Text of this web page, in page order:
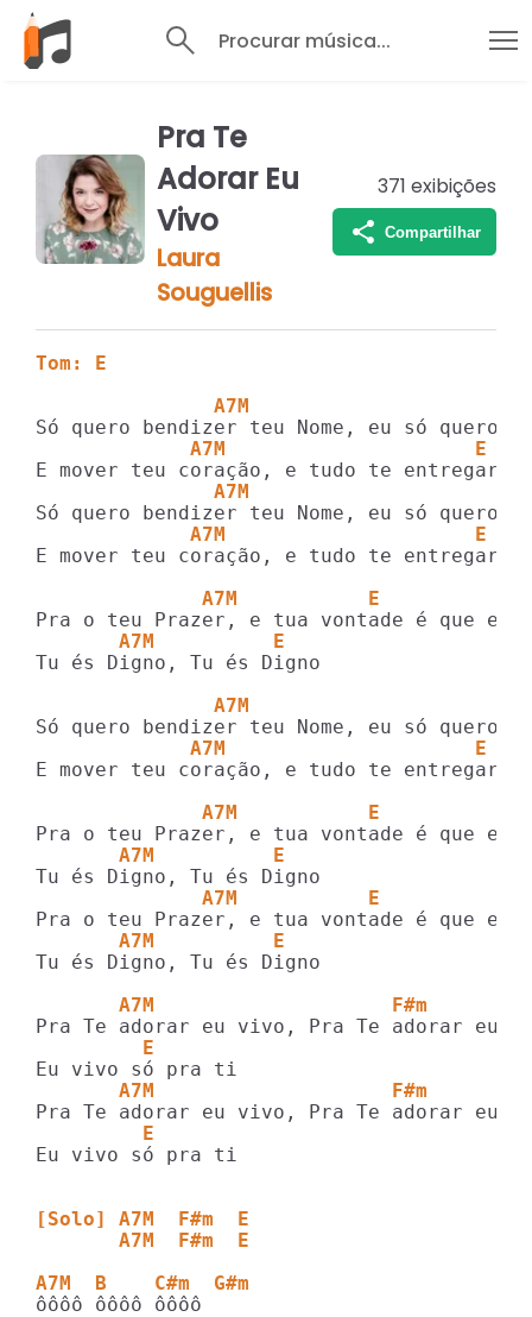
Procurar música...
Pra Te
Adorar Eu
Vivo
Laura
Souguellis
371 exibições
Compartilhar
Tom: E
A7M
             A7M                     E
A7M
             A7M                     E
E mover teu coração, e tudo te entregar
A7M           E
       A7M          E
Tu és Digno, Tu és Digno
A7M
             A7M                     E
E mover teu coração, e tudo te entregar
A7M           E
       A7M          E
A7M           E
       A7M          E
Tu és Digno, Tu és Digno
       A7M                    F#m
         E
       A7M                    F#m
         E
Eu vivo só pra ti
[Solo] A7M  F#m  E
       A7M  F#m  E
A7M  B    C#m  G#m
ôôôô ôôôô ôôôô